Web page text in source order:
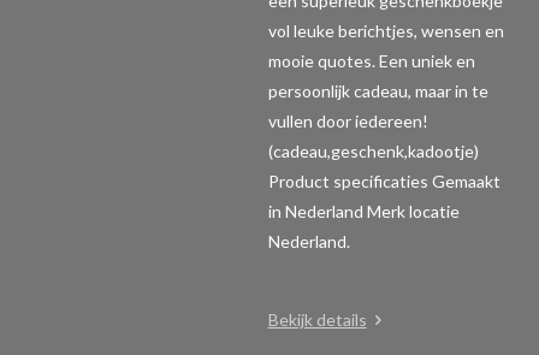
vol leuke berichtjes, wensen en
mooie quotes. Een uniek en
persoonlijk cadeau, maar in te
vullen door iedereen!
(cadeau,geschenk,kadootje)
Product specificaties Gemaakt
in Nederland Merk locatie
Nederland.
Bekijk details